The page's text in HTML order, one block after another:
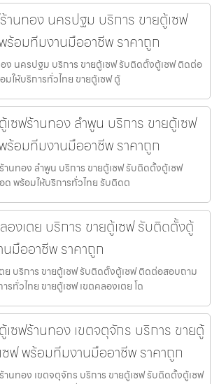
านทอง นครปฐม บริการ ขายตู้เซฟ
ร้อมทีมงานมืออาชีพ ราคาถูก
ง นครปฐม บริการ ขายตู้เซฟ รับติดตั้งตู้เซฟ ติดต่อ
ให้บริการทั่วไทย ขายตู้เซฟ ตู้
ซฟร้านทอง ลำพูน บริการ ขายตู้เซฟ
ร้อมทีมงานมืออาชีพ ราคาถูก
นทอง ลำพูน บริการ ขายตู้เซฟ รับติดตั้งตู้เซฟ
พร้อมให้บริการทั่วไทย รับติดต
องเตย บริการ ขายตู้เซฟ รับติดตั้งตู้
มืออาชีพ ราคาถูก
ย บริการ ขายตู้เซฟ รับติดตั้งตู้เซฟ ติดต่อสอบถาม
รทั่วไทย ขายตู้เซฟ เขตคลองเตย โด
ซฟร้านทอง เขตจตุจักร บริการ ขายตู้
ฟ พร้อมทีมงานมืออาชีพ ราคาถูก
นทอง เขตจตุจักร บริการ ขายตู้เซฟ รับติดตั้งตู้เซฟ